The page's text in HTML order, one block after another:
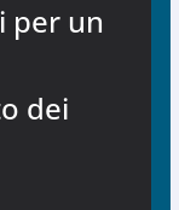
per un
dei